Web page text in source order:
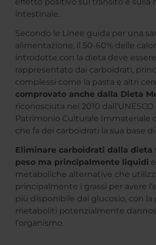
intestinale.
Secondo le Linee guida per una
alimentazione, il 50-60% delle
introdotte con la dieta deve essere
rappresentato dai carboidrati,
complessi come la pasta e altri
comprovato anche dalla Dieta
riconosciuta nel 2010
Patrimonio Culturale Immateriale
che fa dei carboidrati la sua base
Eliminare carboidrati dalla dieta
peso ma principalmente liquidi
metaboliche alternative che
principalmente i grassi per avere
più disponibile dal glucosio, con
metaboliti potenzialmente
l’organismo.